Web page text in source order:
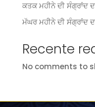
ਕਤਕ ਮਹੀਨੇ ਦੀ ਸੰਗ੍ਰਾਂਦ
ਮੱਘਰ ਮਹੀਨੇ ਦੀ ਸੰਗ੍ਰਾਂਦ
Recente
No comments to